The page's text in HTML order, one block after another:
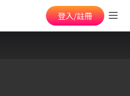
登入/註冊